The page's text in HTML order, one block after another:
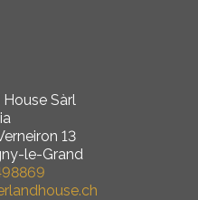
Sàrl
13
le-Grand